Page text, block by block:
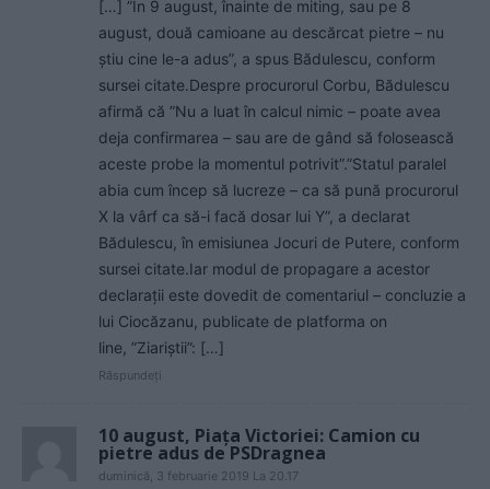
[…] ”În 9 august, înainte de miting, sau pe 8
august, două camioane au descărcat pietre – nu
ştiu cine le-a adus”, a spus Bădulescu, conform
sursei citate.Despre procurorul Corbu, Bădulescu
afirmă că ”Nu a luat în calcul nimic – poate avea
deja confirmarea – sau are de gând să folosească
aceste probe la momentul potrivit”.”Statul paralel
abia cum încep să lucreze – ca să pună procurorul
X la vârf ca să-i facă dosar lui Y”, a declarat
Bădulescu, în emisiunea Jocuri de Putere, conform
sursei citate.Iar modul de propagare a acestor
declarații este dovedit de comentariul – concluzie a
lui Ciocăzanu, publicate de platforma on
line, ”Ziariștii”: […]
Răspundeți
10 august, Piaţa Victoriei: Camion cu
pietre adus de PSDragnea
duminică, 3 februarie 2019 La 20.17